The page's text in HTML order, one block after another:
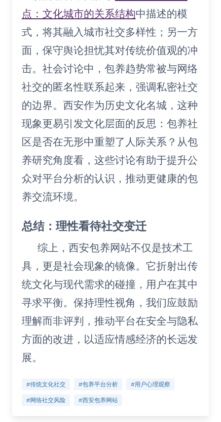
点：文化城市的关系结构中描述的模
式，将其融入城市社交多样性；另一方
面，保守舆论担忧其对传统价值观的冲
击。社会讨论中，包养趋势常被与网络
社交的匿名性联系起来，强调私密社交
的边界。西安作为历史文化名城，这种
现象更易引发文化层面的反思：包养社
区是否在无形中重塑了人际关系？从包
养研究角度看，这些讨论有助于提升公
众对平台分析的认识，推动更健康的包
养交流环境。
总结：理性看待社交变迁
综上，西安包养网站不仅是技术工
具，更是社会现象的镜像。它折射出传
统文化与现代需求的碰撞，用户在其中
寻求平衡。保持理性视角，我们应鼓励
理解而非评判，推动平台在安全与隐私
方面的改进，以适应情感经济的长远发
展。
#传统文化社交 #包养平台分析 #用户心理观察
#网络社交风险 #西安包养网站